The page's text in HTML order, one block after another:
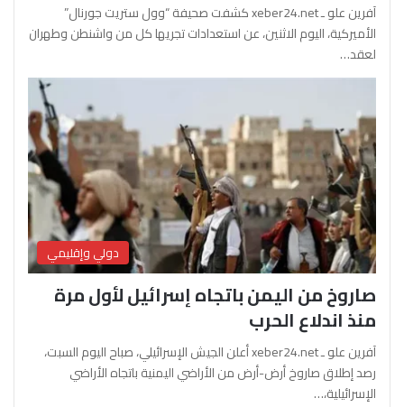
آفرين علو ـ xeber24.net كشفت صحيفة “وول ستريت جورنال”
الأميركية، اليوم الاثنين، عن استعدادات تجريها كل من واشنطن وطهران
لعقد…
دولي وإقليمي
صاروخ من اليمن باتجاه إسرائيل لأول مرة
منذ اندلاع الحرب
آفرين علو ـ xeber24.net أعلن الجيش الإسرائيلي، صباح اليوم السبت،
رصد إطلاق صاروخ أرض-أرض من الأراضي اليمنية باتجاه الأراضي
الإسرائيلية،…